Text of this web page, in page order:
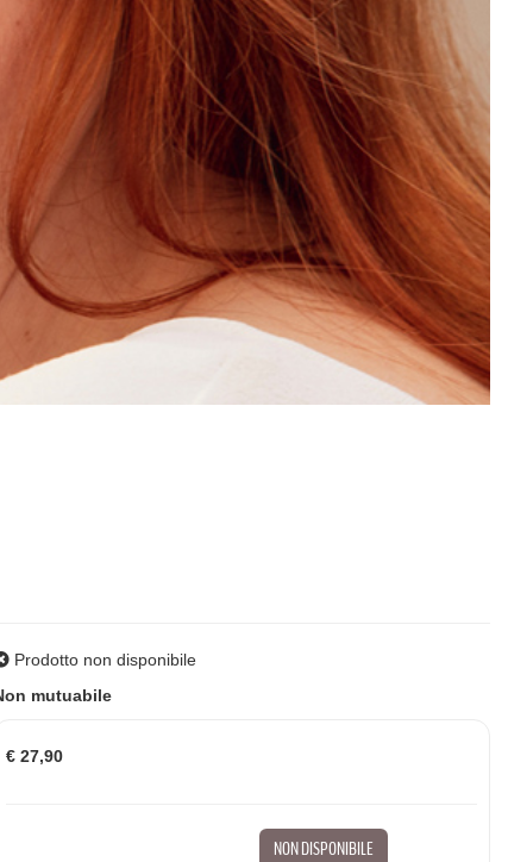
Prodotto non disponibile
mutuabile
Prezzo
€ 27,90
NON DISPONIBILE